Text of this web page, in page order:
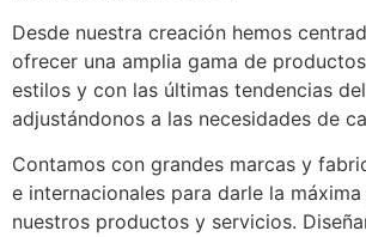
Desde nuestra creación hemos
ofrecer una amplia gama de
estilos y con las últimas tendencias
adjustándonos a las necesidades de
Contamos con grandes marcas y
e internacionales para darle la
nuestros productos y servicios.